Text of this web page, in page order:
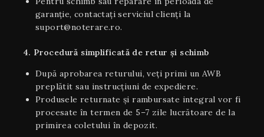
garanție, contactați serviciul clienți la
suport@noterare.ro.
4. Procedură simplificată de retur și schimb
După aprobarea returului, veți primi un AWB
preplătit sau instrucțiuni de expediere.
Produsele returnate și rambursate integral vor fi
procesate în termen de 5–7 zile lucrătoare de la
primirea coletului în depozit.